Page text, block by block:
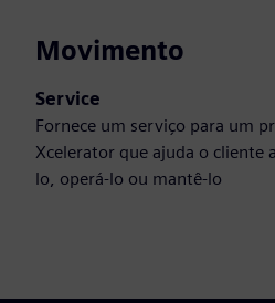
Movimento
Service
Fornece um serviço para um
Xcelerator que ajuda o
lo, operá-lo ou mantê-lo